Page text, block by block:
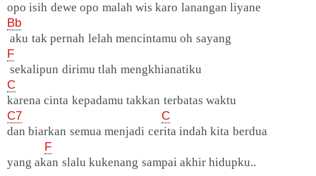
opo isih dewe opo malah wis karo lanangan liyane
Bb
aku tak pernah lelah mencintamu oh sayang
F
sekalipun dirimu tlah mengkhianatiku
C
karena cinta kepadamu takkan terbatas waktu
C7
C
dan biarkan semua menjadi cerita indah kita berdua
F
yang akan slalu kukenang sampai akhir hidupku..